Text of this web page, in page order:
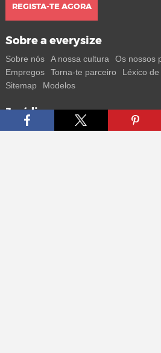
REGISTA-TE AGORA
Sobre a everysize
Sobre nós A nossa cultura Os nossos
Empregos
Torna-te parceiro Léxico
Sitemap
Modelos
Jurídico
Termos Privacidade Impressum